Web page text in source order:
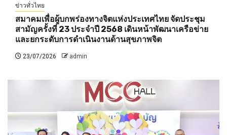
ข่าวทั่วไทย
สมาคมเพื่อผู้บกพร่องทางจิตแห่งประเทศไทย จัดประชุม
สามัญครั้งที่ 23 ประจำปี 2568 เดินหน้าพัฒนาเครือข่าย
และยกระดับการดำเนินงานด้านสุขภาพจิต
23/07/2026 admin